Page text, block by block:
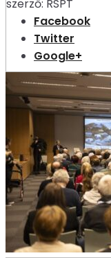
szerző: RSPT
Facebook
Twitter
Google+